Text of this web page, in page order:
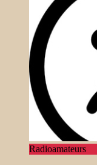
Radioamateurs